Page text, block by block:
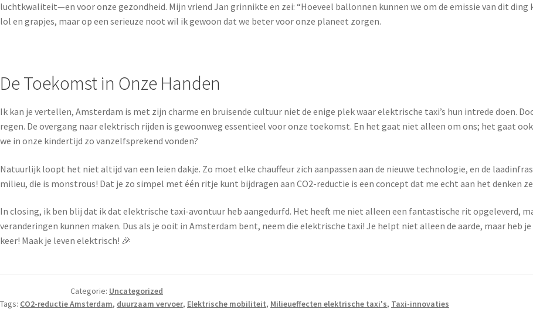
luchtkwaliteit—en voor onze gezondheid. Mijn vriend Jan grinnikte en zei: “Hoeveel ballonnen kunnen we om de emissie van dit ding
lol en grapjes, maar op een serieuze noot wil ik gewoon dat we beter voor onze planeet zorgen.
De Toekomst in Onze Handen
Ik kan je vertellen, Amsterdam is met zijn charme en bruisende cultuur niet de enige plek waar elektrische taxi’s hun intrede doen.
regen. De overgang naar elektrisch rijden is gewoonweg essentieel voor onze toekomst. En het gaat niet alleen om ons; het gaat
we in onze kindertijd zo vanzelfsprekend vonden?
Natuurlijk loopt het niet altijd van een leien dakje. Zo moet elke chauffeur zich aanpassen aan de nieuwe technologie, en de
milieu, die is monstrous! Dat je zo simpel met één ritje kunt bijdragen aan CO2-reductie is een concept dat me echt aan het denken
In closing, ik ben blij dat ik dat elektrische taxi-avontuur heb aangedurfd. Het heeft me niet alleen een fantastische rit opgeleverd,
veranderingen kunnen maken. Dus als je ooit in Amsterdam bent, neem die elektrische taxi! Je helpt niet alleen de aarde, maar heb
keer! Maak je leven elektrisch! 🎉
Categorie: Uncategorized
Tags: CO2-reductie Amsterdam, duurzaam vervoer, Elektrische mobiliteit, Milieueffecten elektrische taxi's, Taxi-innovaties